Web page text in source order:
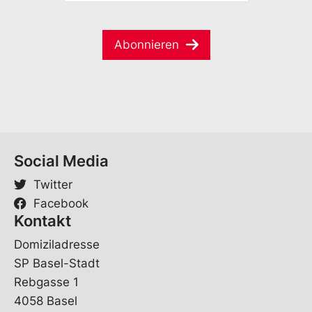
m
V
o
M
Abonnieren
Social Media
Twitter
Facebook
Kontakt
Domiziladresse
SP Basel-Stadt
Rebgasse 1
4058 Basel